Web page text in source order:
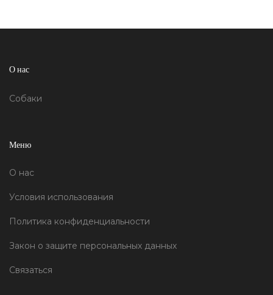
О нас
Собаки
Меню
О нас
Условия использования
Политика конфиденциальности
Закон о защите персональных данных
Связаться